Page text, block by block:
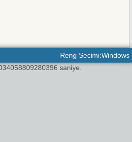
Reng Secimi:Windows
saniye.